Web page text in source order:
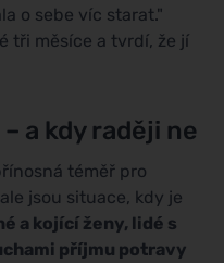
o sebe víc starat."
tři měsíce a tvrdí, že jí
a kdy raději ne
téměř pro
jsou situace, kdy je
a kojící ženy, lidé s
příjmu potravy